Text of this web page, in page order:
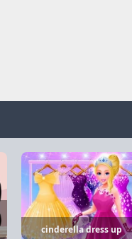
cinderella dress up